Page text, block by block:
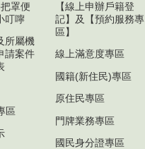
罩便
叮嚀
所屬機
請案件
區
【線上申辦戶籍登
記】及【預約服務專
區】
線上滿意度專區
國籍(新住民)專區
原住民專區
門牌業務專區
國民身分證專區